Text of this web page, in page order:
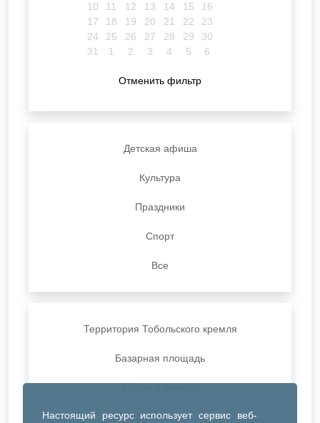
Настоящий ресурс использует сервис веб-
10
11 12 13 14 15
16
17
18 19 20 21 22
23
24
25 26 27 28 29
30
31
1 2 3 4 5 6
Отменить фильтр
Детская афиша
Культура
Праздники
Спорт
Все
Территория Тобольского кремля
Базарная площадь
ДК Синтез